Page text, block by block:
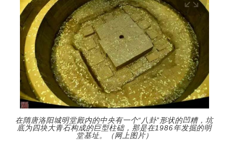
在隋唐洛阳城明堂殿内的中央有一个“八卦”形状的凹糟，坑
底为四块大青石构成的巨型柱础，那是在1986年发掘的明
堂基址。（网上图片）